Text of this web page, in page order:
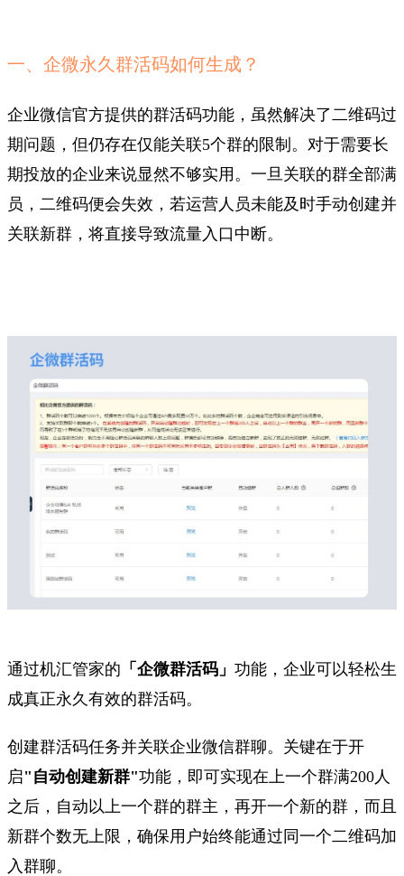
一、企微永久群活码如何生成？
企业微信官方提供的群活码功能，虽然解决了二维码过
期问题，但仍存在仅能关联5个群的限制。对于需要长
期投放的企业来说显然不够实用。一旦关联的群全部满
员，二维码便会失效，若运营人员未能及时手动创建并
关联新群，将直接导致流量入口中断。
通过机汇管家的 「企微群活码」 功能，企业可以轻松生
成真正永久有效的群活码。
创建群活码任务并关联企业微信群聊。关键在于开
启"自动创建新群"功能，即可实现在上一个群满200人
之后，自动以上一个群的群主，再开一个新的群，而且
新群个数无上限，确保用户始终能通过同一个二维码加
入群聊。